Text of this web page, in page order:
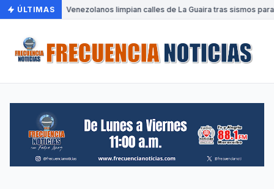
ÚLTIMAS Venezolanos limpian calles de La Guaira tras sismos